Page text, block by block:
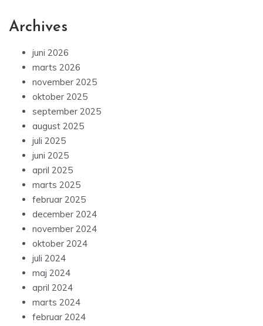
Archives
juni 2026
marts 2026
november 2025
oktober 2025
september 2025
august 2025
juli 2025
juni 2025
april 2025
marts 2025
februar 2025
december 2024
november 2024
oktober 2024
juli 2024
maj 2024
april 2024
marts 2024
februar 2024